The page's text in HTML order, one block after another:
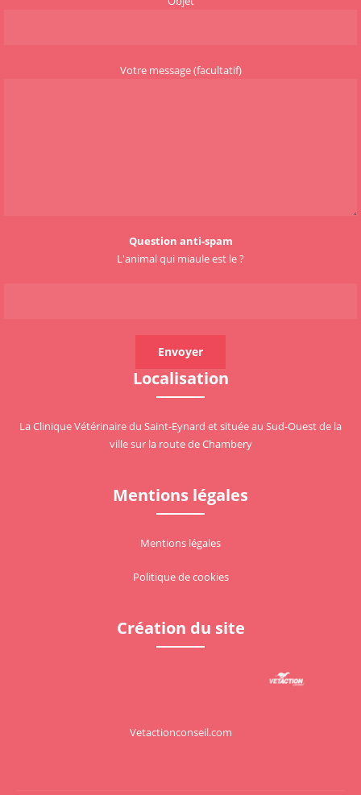
Votre message (facultatif)
Question anti-spam
L'animal qui miaule est le ?
Localisation
La Clinique Vétérinaire du Saint-Eynard et située au Sud-Ouest de la
ville sur la route de Chambery
Mentions légales
Mentions légales
Politique de cookies
Création du site
Vetactionconseil.com